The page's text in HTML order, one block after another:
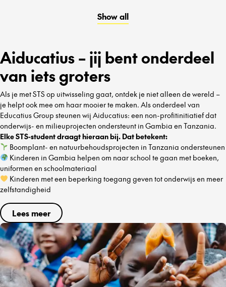
Show all
Aiducatius – jij bent onderdeel
van iets groters
Als je met STS op uitwisseling gaat, ontdek je niet alleen de wereld –
je helpt ook mee om haar mooier te maken. Als onderdeel van
Educatius Group steunen wij Aiducatius: een non-profitinitiatief dat
onderwijs- en milieuprojecten ondersteunt in Gambia en Tanzania.
Elke STS-student draagt hieraan bij. Dat betekent:
Boomplant- en natuurbehoudsprojecten in Tanzania ondersteunen
Kinderen in Gambia helpen om naar school te gaan met boeken,
uniformen en schoolmateriaal
Kinderen met een beperking toegang geven tot onderwijs en meer
zelfstandigheid
Lees meer